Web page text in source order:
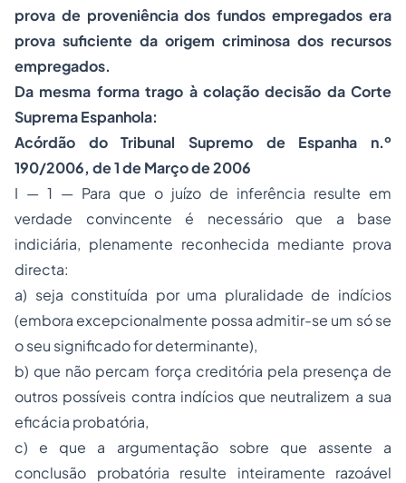
prova de proveniência dos fundos empregados era
prova suficiente da origem criminosa dos recursos
empregados.
Da mesma forma trago à colação decisão da Corte
Suprema Espanhola:
Acórdão do Tribunal Supremo de Espanha n.º
190/2006, de 1 de Março de 2006
I — 1 — Para que o juízo de inferência resulte em
verdade convincente é necessário que a base
indiciária, plenamente reconhecida mediante prova
directa:
a) seja constituída por uma pluralidade de indícios
(embora excepcionalmente possa admitir-se um só se
o seu significado for determinante),
b) que não percam força creditória pela presença de
outros possíveis contra indícios que neutralizem a sua
eficácia probatória,
c) e que a argumentação sobre que assente a
conclusão probatória resulte inteiramente razoável